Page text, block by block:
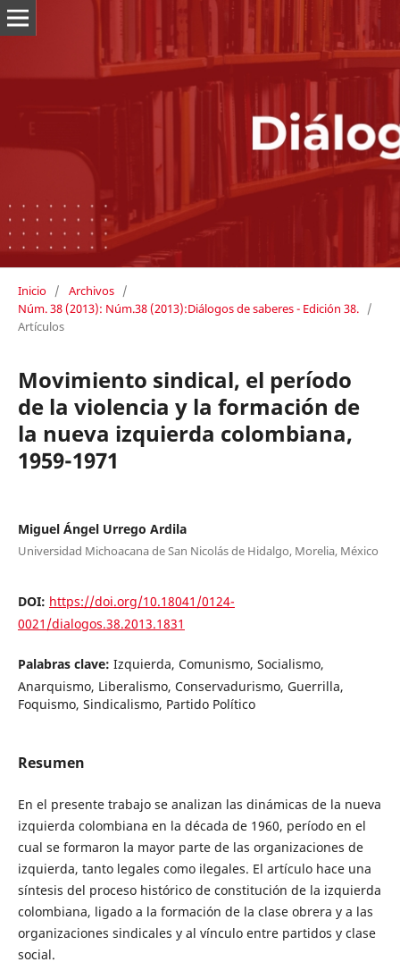
Inicio / Archivos /
Núm. 38 (2013): Núm.38 (2013):Diálogos de saberes - Edición 38. /
Artículos
Movimiento sindical, el período
de la violencia y la formación de
la nueva izquierda colombiana,
1959-1971
Miguel Ángel Urrego Ardila
Universidad Michoacana de San Nicolás de Hidalgo, Morelia, México
DOI: https://doi.org/10.18041/0124-
0021/dialogos.38.2013.1831
Palabras clave: Izquierda, Comunismo, Socialismo,
Anarquismo, Liberalismo, Conservadurismo, Guerrilla,
Foquismo, Sindicalismo, Partido Político
Resumen
En el presente trabajo se analizan las dinámicas de la nueva
izquierda colombiana en la década de 1960, período en el
cual se formaron la mayor parte de las organizaciones de
izquierda, tanto legales como ilegales. El artículo hace una
síntesis del proceso histórico de constitución de la izquierda
colombiana, ligado a la formación de la clase obrera y a las
organizaciones sindicales y al vínculo entre partidos y clase
social.